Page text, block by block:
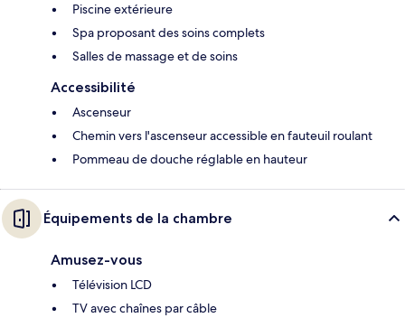
Piscine extérieure
Spa proposant des soins complets
Salles de massage et de soins
Accessibilité
Ascenseur
Chemin vers l'ascenseur accessible en fauteuil roulant
Pommeau de douche réglable en hauteur
Équipements de la chambre
Amusez-vous
Télévision LCD
TV avec chaînes par câble